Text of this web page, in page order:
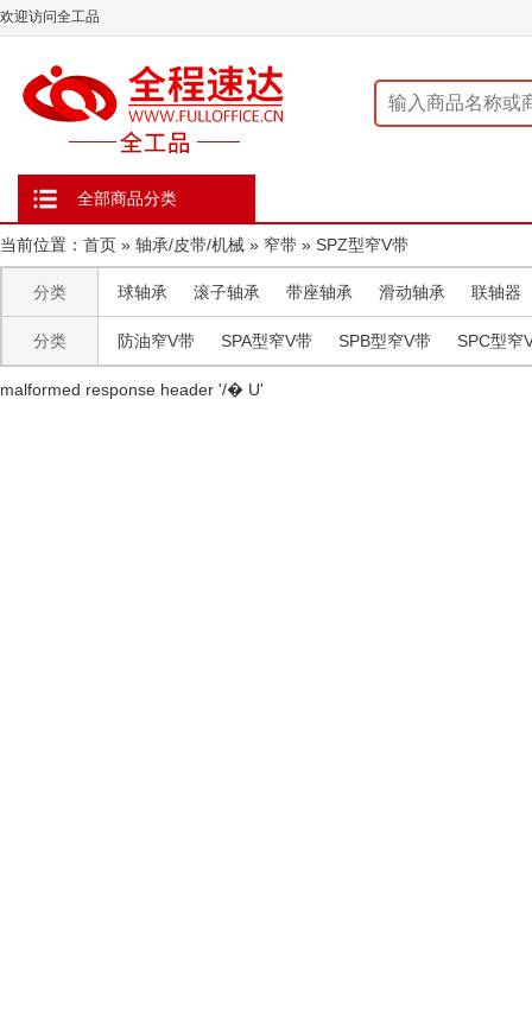
欢迎访问全工品
全部商品分类
当前位置： 首页 » 轴承/皮带/机械 » 窄带 » SPZ型窄V带
分类 球轴承 滚子轴承 带座轴承 滑动轴承 联轴器
分类 防油窄V带 SPA型窄V带 SPB型窄V带 SPC型窄
malformed response header ' /� U'